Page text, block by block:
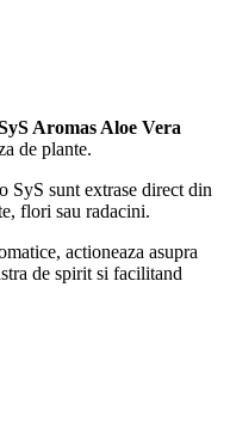
Aromas Aloe Vera
de plante.
SyS sunt extrase direct din
flori sau radacini.
actioneaza asupra
de spirit si facilitand